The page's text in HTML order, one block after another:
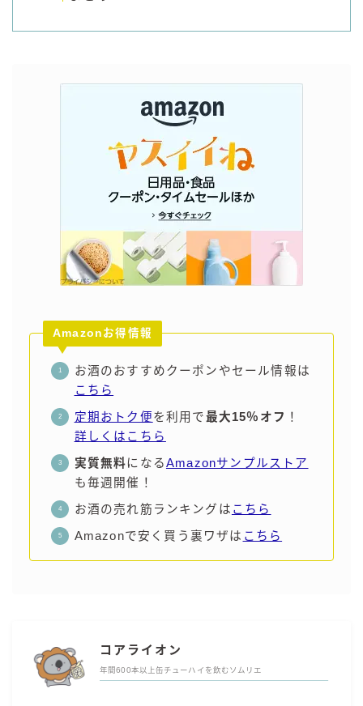
Amazonお得情報
お酒のおすすめクーポンやセール情報は
こちら
定期おトク便を利用で最大15％オフ ！
詳しくはこちら
実質無料になるAmazonサンプルストア
も毎週開催！
お酒の売れ筋ランキングは こちら
Amazonで安く買う裏ワザは こちら
コアライオン
年間600本以上缶チューハイを飲むソムリエ